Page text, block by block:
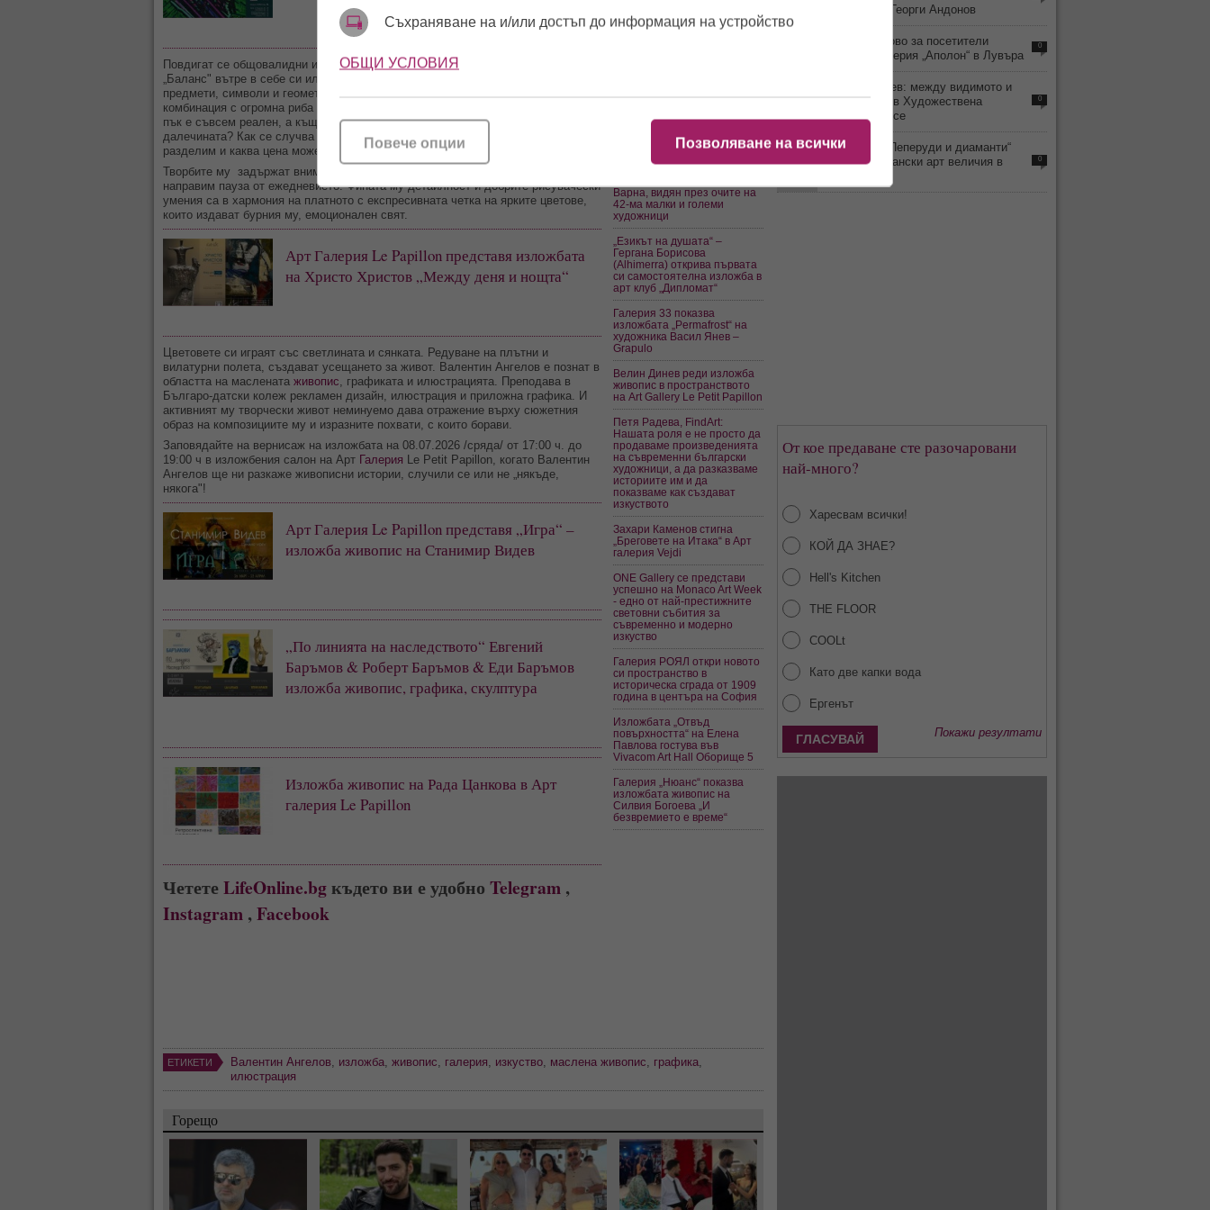
Повдигат се общовалидни или философски въпроси - Дали ще потърсим
„Баланс" вътре в себе си или пък го откриваме в хаотично разпилените
предмети, символи и геометрични фигури? Дали „Балонът" - чудновата
комбинация с огромна риба се извисява неестествено над познатия град или
пък е съвсем реален, а къщите са безплътни и губят своите очертания в
далечината? Как се случва „Продажба на остров" и с какво сме склонни да се
разделим и каква цена можем да платим за мечтите си?
Творбите му задържат вниманието и подсъзнателно ни подканват да
направим пауза от ежедневието. Фината му детайлност и добрите рисувачески
умения са в хармония на платното с експресивната четка на ярките цветове,
които издават бурния му, емоционален свят.
Арт Галерия Le Papillon представя изложбата
на Христо Христов „Между деня и нощта“
Цветовете си играят със светлината и сянката. Редуване на плътни и
вилатурни полета, създават усещането за живот. Валентин Ангелов е познат в
областта на маслената живопис , графиката и илюстрацията. Преподава в
Българо-датски колеж рекламен дизайн, илюстрация и приложна графика. И
активният му творчески живот неминуемо дава отражение върху сюжетния
образ на композициите му и изразните похвати, с които борави.
Заповядайте на вернисаж на изложбата на 08.07.2026 /сряда/ от 17:00 ч. до
19:00 ч в изложбения салон на Арт Галерия Le Petit Papillon, когато Валентин
Ангелов ще ни разкаже живописни истории, случили се или не „някъде,
някога"!
Арт Галерия Le Papillon представя „Игра“ –
изложба живопис на Станимир Видев
„По линията на наследството“ Евгений
Баръмов & Роберт Баръмов & Еди Баръмов
изложба живопис, графика, скулптура
Изложба живопис на Рада Цанкова в Арт
галерия Le Papillon
ЧететеLifeOnline.bgкъдето ви е удобно Telegram ,
Instagram , Facebook
издание на конкурса MOST
„Капитал от идеи“
Галерия „Арт Маркони“
Варна, видян през очите на
42-ма малки и големи
художници
„Езикът на душата“ –
Гергана Борисова
(Alhimerra) открива първата
си самостоятелна изложба в
арт клуб „Дипломат“
Галерия 33 показва
изложбата „Permafrost“ на
художника Васил Янев –
Grapulo
Велин Динев реди изложба
живопис в пространството
на Art Gallery Le Petit Papillon
Петя Радева, FindArt:
Нашата роля е не просто да
продаваме произведенията
на съвременни български
художници, а да разказваме
историите им и да
показваме как създават
изкуството
Захари Каменов стигна
„Бреговете на Итака“ в Арт
галерия Vejdi
ONE Gallery се представи
успешно на Monaco Art Week
- едно от най-престижните
световни събития за
съвременно и модерно
изкуство
Галерия РОЯЛ откри новото
си пространство в
историческа сграда от 1909
година в центъра на София
Изложбата „Отвъд
повърхността“ на Елена
Павлова гостува във
Vivacom Art Hall Оборище 5
Галерия „Нюанс“ показва
изложбата живопис на
Силвия Богоева „И
безвремието е време“
ЕТИКЕТИ Валентин Ангелов изложба живопис галерия изкуство маслена живопис графика
илюстрация
Горещо
живописеца Георги Андонов
Отварят отново за посетители
обраната галерия „Аполон“ в Лувъра
0
Любомир Янев: между видимото и
забравеното в Художествена
галерия – Русе
0
13:15
Изложбата „Пеперуди и диаманти“
показва британски арт величия в
0
От кое предаване сте разочаровани
най-много?
Харесвам всички!
КОЙ ДА ЗНАЕ?
Hell's Kitchen
THE FLOOR
COOLt
Като две капки вода
Ергенът
Покажи резултати
Съхраняване на и/или достъп до информация на устройство
ОБЩИ УСЛОВИЯ
Позволяване на всички
Повече опции